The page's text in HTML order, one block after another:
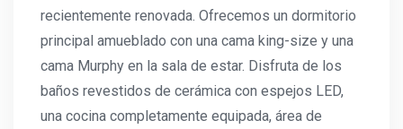
recientemente renovada. Ofrecemos un dormitorio
principal amueblado con una cama king-size y una
cama Murphy en la sala de estar. Disfruta de los
baños revestidos de cerámica con espejos LED,
una cocina completamente equipada, área de